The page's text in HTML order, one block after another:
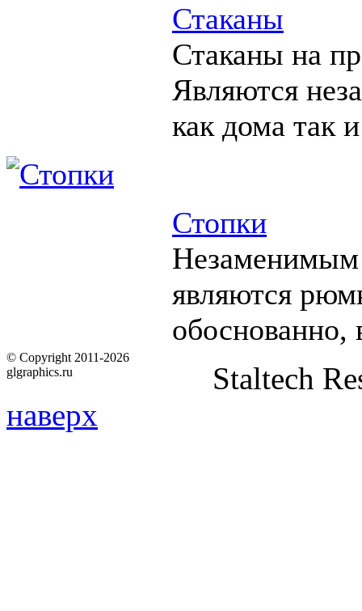
Стаканы
Стаканы на
Являются
как дома так
Стопки
Незаменимым
являются
обоснованно,
© Copyright 2011-2026
glgraphics.ru
Staltech
наверх